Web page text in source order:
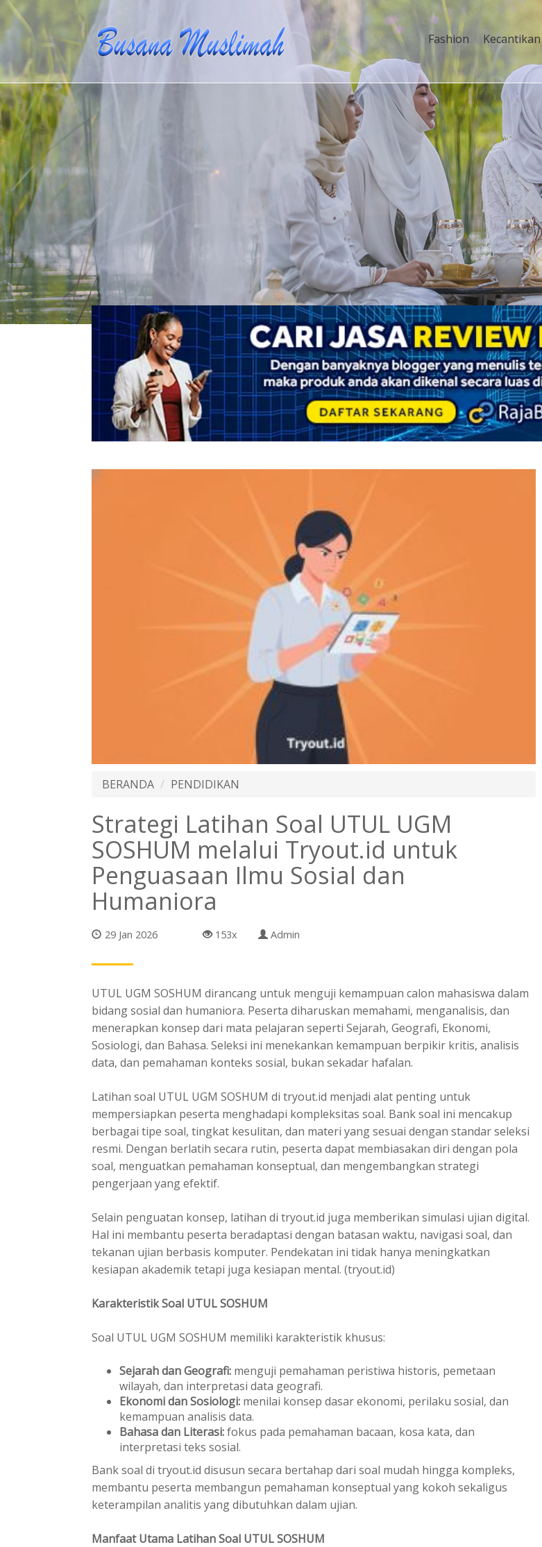
Fashion Kecantikan
BERANDA PENDIDIKAN
Strategi Latihan Soal UTUL UGM
SOSHUM melalui Tryout.id untuk
Penguasaan Ilmu Sosial dan
Humaniora
29 Jan 2026 153x Admin
UTUL UGM SOSHUM dirancang untuk menguji kemampuan calon mahasiswa dalam
bidang sosial dan humaniora. Peserta diharuskan memahami, menganalisis, dan
menerapkan konsep dari mata pelajaran seperti Sejarah, Geografi, Ekonomi,
Sosiologi, dan Bahasa. Seleksi ini menekankan kemampuan berpikir kritis, analisis
data, dan pemahaman konteks sosial, bukan sekadar hafalan.
Latihan soal UTUL UGM SOSHUM di tryout.id menjadi alat penting untuk
mempersiapkan peserta menghadapi kompleksitas soal. Bank soal ini mencakup
berbagai tipe soal, tingkat kesulitan, dan materi yang sesuai dengan standar seleksi
resmi. Dengan berlatih secara rutin, peserta dapat membiasakan diri dengan pola
soal, menguatkan pemahaman konseptual, dan mengembangkan strategi
pengerjaan yang efektif.
Selain penguatan konsep, latihan di tryout.id juga memberikan simulasi ujian digital.
Hal ini membantu peserta beradaptasi dengan batasan waktu, navigasi soal, dan
tekanan ujian berbasis komputer. Pendekatan ini tidak hanya meningkatkan
kesiapan akademik tetapi juga kesiapan mental. (tryout.id)
Karakteristik Soal UTUL SOSHUM
Soal UTUL UGM SOSHUM memiliki karakteristik khusus:
Sejarah dan Geografi: menguji pemahaman peristiwa historis, pemetaan
wilayah, dan interpretasi data geografi.
Ekonomi dan Sosiologi: menilai konsep dasar ekonomi, perilaku sosial, dan
kemampuan analisis data.
Bahasa dan Literasi:fokus pada pemahaman bacaan, kosa kata, dan
interpretasi teks sosial.
Bank soal di tryout.id disusun secara bertahap dari soal mudah hingga kompleks,
membantu peserta membangun pemahaman konseptual yang kokoh sekaligus
keterampilan analitis yang dibutuhkan dalam ujian.
Manfaat Utama Latihan Soal UTUL SOSHUM